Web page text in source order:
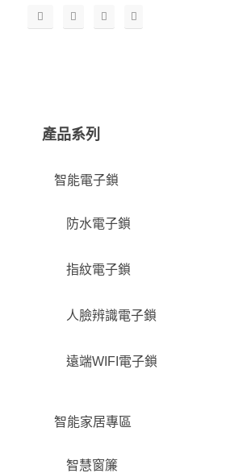
產品系列
智能電子鎖
防水電子鎖
指紋電子鎖
人臉辨識電子鎖
遠端WIFI電子鎖
智能家居專區
智慧窗簾